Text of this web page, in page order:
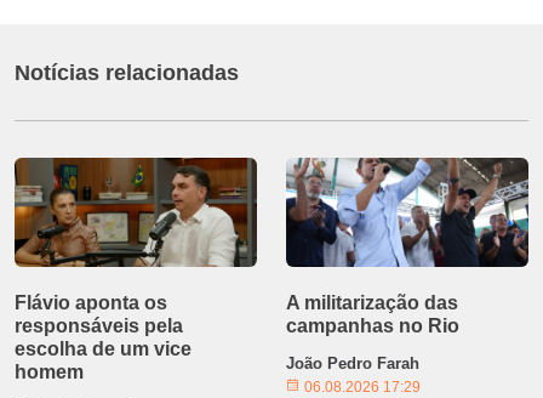
Notícias relacionadas
Flávio aponta os
responsáveis pela
escolha de um vice
homem
A militarização das
campanhas no Rio
João Pedro Farah
06.08.2026 17:29